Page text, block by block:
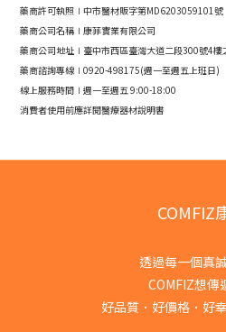
藥商許可執照∣中市醫材販字第MD6203059101號
藥商公司名稱∣康菲實業有限公司
藥商公司地址∣臺中市西區臺灣大道二段300號4樓
藥商諮詢專線∣0920-498175(週一至週五上班日)
線上服務時間∣週一至週五 9:00-18:00
消費者使用前應詳閱醫療器材說明書
COMFIZ
透過每一個真
COMFIZ想傳
好品質．好價格．好